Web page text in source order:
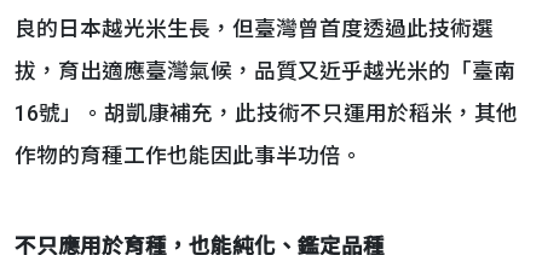
良的日本越光米生長，但臺灣曾首度透過此技術選
拔，育出適應臺灣氣候，品質又近乎越光米的「臺南
16號」。胡凱康補充，此技術不只運用於稻米，其他
作物的育種工作也能因此事半功倍。
不只應用於育種，也能純化、鑑定品種